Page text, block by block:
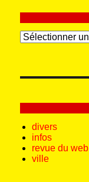
Archives
divers
infos
revue du web
ville